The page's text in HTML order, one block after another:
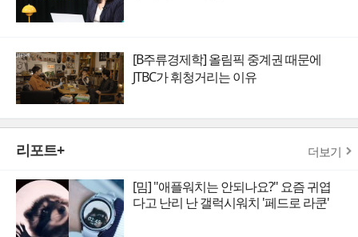
[B주류경제학] 올림픽 중계권 때문에
JTBC가 휘청거리는 이유
리포트+ 더보기
[밈] "애플워치는 안되나요?" 요즘 귀엽
다고 난리 난 갤럭시워치 '페드로 라쿤'